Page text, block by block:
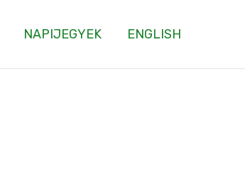
NAPIJEGYEK ENGLISH